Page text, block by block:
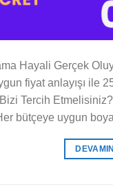
Hayali Gerçek
fiyat anlayışı ile
Tercih
bütçeye uygun